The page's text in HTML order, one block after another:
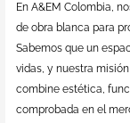
En A&EM Colombia,
de obra blanca para
Sabemos que un
vidas, y nuestra
combine estética,
comprobada en el